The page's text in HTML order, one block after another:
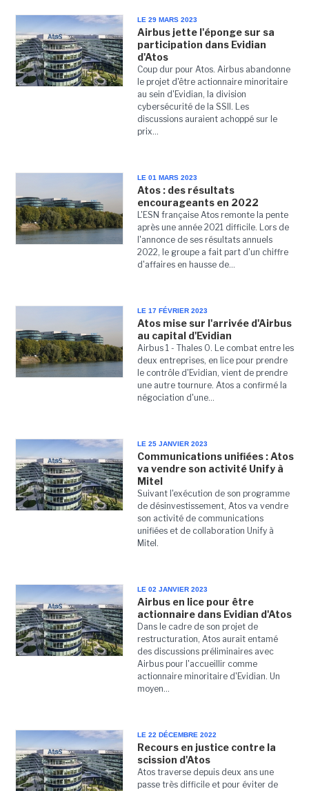
LE 29 MARS 2023
Airbus jette l'éponge sur sa
participation dans Evidian
d'Atos
Coup dur pour Atos. Airbus abandonne
le projet d'être actionnaire minoritaire
au sein d'Evidian, la division
cybersécurité de la SSII. Les
discussions auraient achoppé sur le
prix...
LE 01 MARS 2023
Atos : des résultats
encourageants en 2022
L'ESN française Atos remonte la pente
après une année 2021 difficile. Lors de
l'annonce de ses résultats annuels
2022, le groupe a fait part d'un chiffre
d'affaires en hausse de...
LE 17 FÉVRIER 2023
Atos mise sur l'arrivée d'Airbus
au capital d'Evidian
Airbus 1 - Thales 0. Le combat entre les
deux entreprises, en lice pour prendre
le contrôle d'Evidian, vient de prendre
une autre tournure. Atos a confirmé la
négociation d'une...
LE 25 JANVIER 2023
Communications unifiées : Atos
va vendre son activité Unify à
Mitel
Suivant l'exécution de son programme
de désinvestissement, Atos va vendre
son activité de communications
unifiées et de collaboration Unify à
Mitel.
LE 02 JANVIER 2023
Airbus en lice pour être
actionnaire dans Evidian d'Atos
Dans le cadre de son projet de
restructuration, Atos aurait entamé
des discussions préliminaires avec
Airbus pour l'accueillir comme
actionnaire minoritaire d'Evidian. Un
moyen...
LE 22 DÉCEMBRE 2022
Recours en justice contre la
scission d'Atos
Atos traverse depuis deux ans une
passe très difficile et pour éviter de